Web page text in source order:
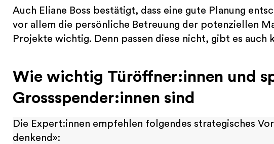
Auch Eliane Boss bestätigt, dass eine gute Planung
vor allem die persönliche Betreuung der potenziellen
Projekte wichtig. Denn passen diese nicht, gibt es auch
Wie wichtig Türöffner:innen und
Grossspender:innen sind
Die Expert:innen empfehlen folgendes strategisches
denkend»: